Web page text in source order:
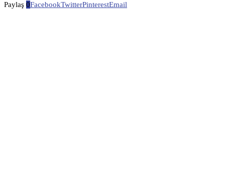
Paylaş 0FacebookTwitterPinterestEmail